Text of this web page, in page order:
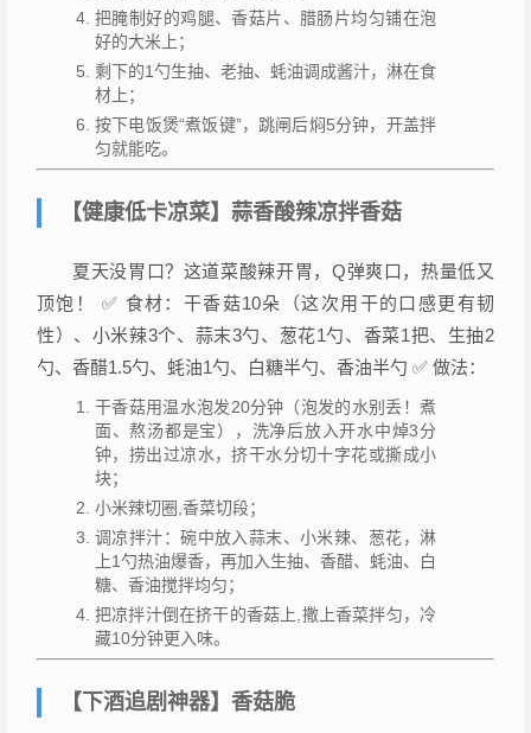
把腌制好的鸡腿、香菇片、腊肠片均匀铺在泡
好的大米上；
剩下的1勺生抽、老抽、蚝油调成酱汁，淋在食
材上；
按下电饭煲“煮饭键”，跳闸后焖5分钟，开盖拌
匀就能吃。
【健康低卡凉菜】蒜香酸辣凉拌香菇
夏天没胃口？这道菜酸辣开胃，Q弹爽口，热量低又
顶饱！ ✅ 食材：干香菇10朵（这次用干的口感更有韧
性）、小米辣3个、蒜末3勺、葱花1勺、香菜1把、生抽2
勺、香醋1.5勺、蚝油1勺、白糖半勺、香油半勺 ✅ 做法：
干香菇用温水泡发20分钟（泡发的水别丢！煮
面、熬汤都是宝），洗净后放入开水中焯3分
钟，捞出过凉水，挤干水分切十字花或撕成小
块；
小米辣切圈,香菜切段；
调凉拌汁：碗中放入蒜末、小米辣、葱花，淋
上1勺热油爆香，再加入生抽、香醋、蚝油、白
糖、香油搅拌均匀；
把凉拌汁倒在挤干的香菇上,撒上香菜拌匀，冷
藏10分钟更入味。
【下酒追剧神器】香菇脆